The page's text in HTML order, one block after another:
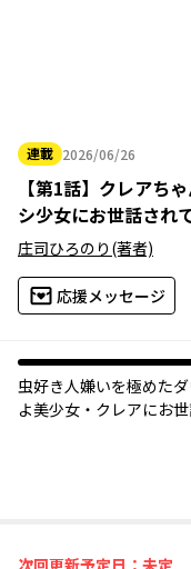
連載 2026/06/26
2026年06月26日
【第1話】 クレアち
シ少女にお世話され
庄司ひろのり (著者)
応援メッセージ
虫好き人嫌いを極めた
よ美少女・クレアにお
の夢のイチャイチャ生
次回更新予定日：未定